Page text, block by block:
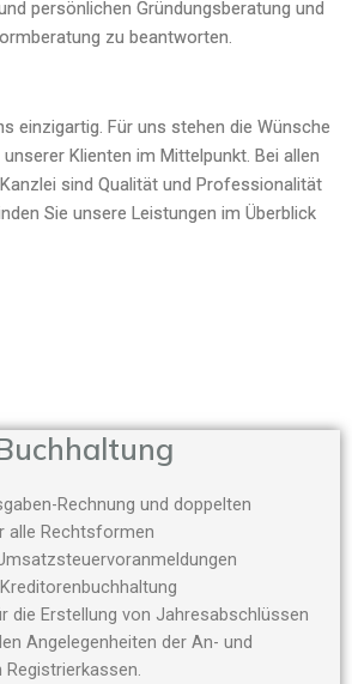
persönlichen Gründungsberatung und
zu beantworten.
einzigartig. Für uns stehen die Wünsche
Klienten im Mittelpunkt. Bei allen
sind Qualität und Professionalität
Sie unsere Leistungen im Überblick
Rechnung und doppelten
alle Rechtsformen
die Erstellung von Jahresabschlüssen
Angelegenheiten der An- und